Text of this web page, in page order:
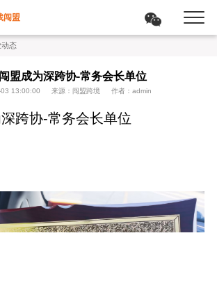
闯盟
动态
盟成为深跨协-常务会长单位
13:00:00 来源：闯盟跨境 作者：admin
跨协-常务会长单位